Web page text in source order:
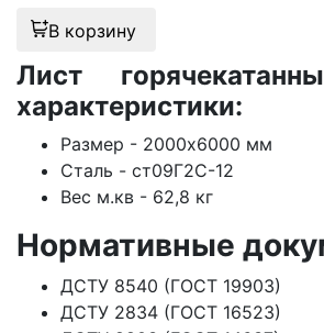
В корзину
Лист
характеристики:
Размер - 2000х6000 мм
Сталь - ст09Г2С-12
Вес м.кв - 62,8 кг
Нормативные
ДСТУ 8540 (ГОСТ 19903)
ДСТУ 2834 (ГОСТ 16523)